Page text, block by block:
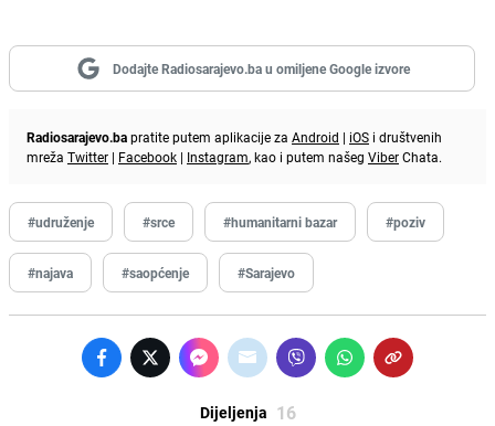
Dodajte Radiosarajevo.ba u omiljene Google izvore
Radiosarajevo.bapratite putem aplikacije za Android | iOS i društvenih
mreža Twitter | Facebook | Instagram, kao i putem našeg ViberChata.
#udruženje #srce #humanitarni bazar #poziv
#najava #saopćenje #Sarajevo
Dijeljenja 16